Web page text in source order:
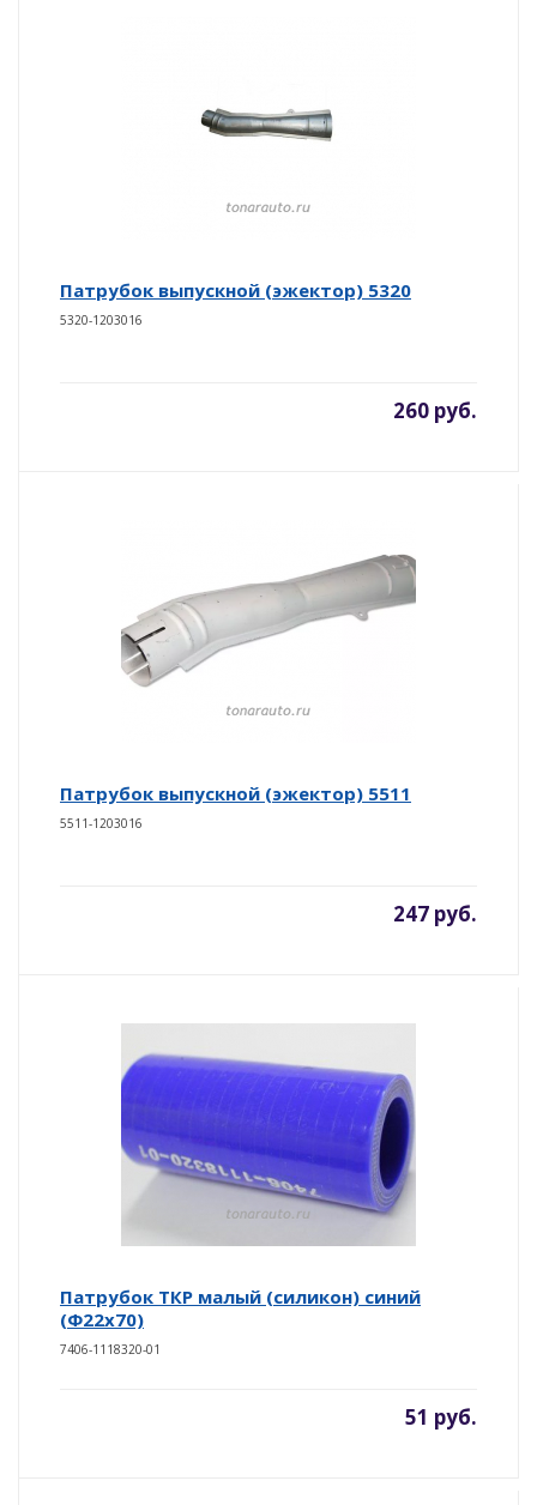
Патрубок выпускной (эжектор) 5320
5320-1203016
260 руб.
Патрубок выпускной (эжектор) 5511
5511-1203016
247 руб.
Патрубок ТКР малый (силикон) синий
(Ф22x70)
7406-1118320-01
51 руб.